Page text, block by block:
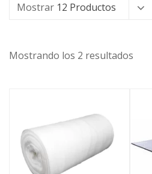
Mostrar 12 Productos
Mostrando los 2 resultados